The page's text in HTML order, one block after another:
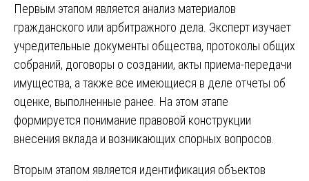
Первым этапом является анализ материалов
гражданского или арбитражного дела. Эксперт изучает
учредительные документы общества, протоколы общих
собраний, договоры о создании, акты приема-передачи
имущества, а также все имеющиеся в деле отчеты об
оценке, выполненные ранее. На этом этапе
формируется понимание правовой конструкции
внесения вклада и возникающих спорных вопросов.
Вторым этапом является идентификация объектов